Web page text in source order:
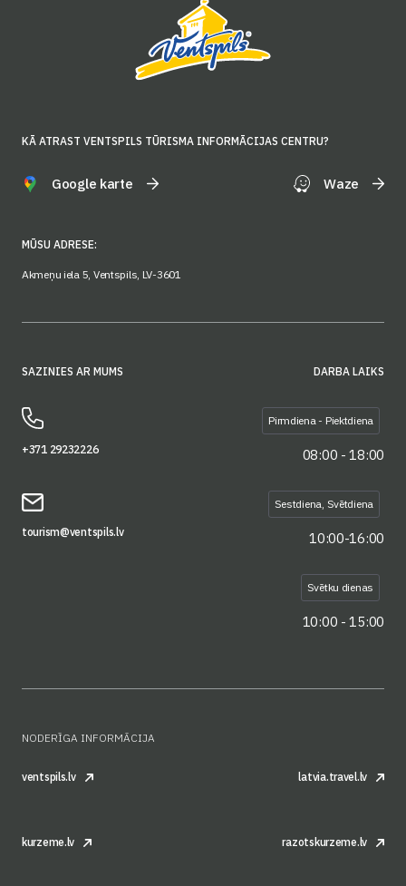
KĀ ATRAST VENTSPILS TŪRISMA INFORMĀCIJAS CENTRU?
Google karte Waze
MŪSU ADRESE:
Akmeņu iela 5, Ventspils, LV-3601
SAZINIES AR MUMS
+371 29232226
tourism@ventspils.lv
DARBA LAIKS
Pirmdiena - Piektdiena
08:00 - 18:00
Sestdiena, Svētdiena
10:00-16:00
Svētku dienas
10:00 - 15:00
NODERĪGA INFORMĀCIJA
ventspils.lv latvia.travel.lv
kurzeme.lv razotskurzeme.lv